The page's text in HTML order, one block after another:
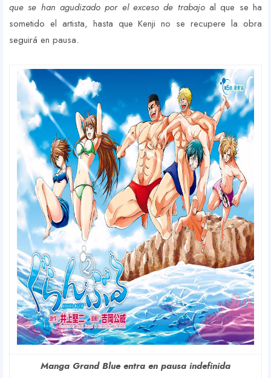
que se han agudizado por el exceso de trabajoal que se ha
sometido el artista, hasta que Kenji no se recupere la obra
seguirá en pausa.
Manga Grand Blue entra en pausa indefinida